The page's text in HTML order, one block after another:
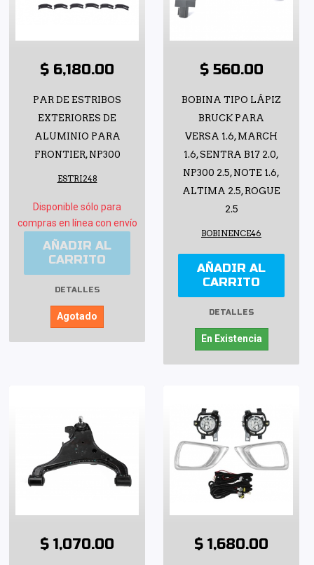
$ 6,180.00
PAR DE ESTRIBOS
EXTERIORES DE
ALUMINIO PARA
FRONTIER, NP300
ESTRI248
Disponible sólo para
compras en línea con envío
AÑADIR AL
CARRITO
DETALLES
Agotado
$ 560.00
BOBINA TIPO LÁPIZ
BRUCK PARA
VERSA 1.6, MARCH
1.6, SENTRA B17 2.0,
NP300 2.5, NOTE 1.6,
ALTIMA 2.5, ROGUE
2.5
BOBINENCE46
AÑADIR AL
CARRITO
DETALLES
En Existencia
$ 1,070.00 $ 1,680.00